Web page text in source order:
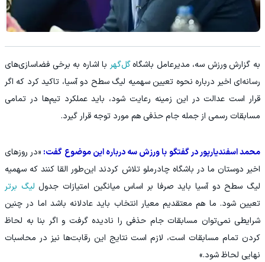
به گزارش ورزش سه، مدیرعامل باشگاهگل‌گهر با اشاره به برخی فضاسازی‌های
رسانه‌ای اخیر درباره نحوه تعیین سهمیه لیگ سطح دو آسیا، تاکید کرد که اگر
قرار است عدالت در این زمینه رعایت شود، باید عملکرد تیم‌ها در تمامی
مسابقات رسمی از جمله جام حذفی هم مورد توجه قرار گیرد.
محمد اسفندیارپور در گفتگو با ورزش سه درباره این موضوع گفت: «در روزهای
اخیر دوستان ما در باشگاه چادرملو تلاش کردند این‌طور القا کنند که سهمیه
لیگ سطح دو آسیا باید صرفا بر اساس میانگین امتیازات جدول لیگ برتر
تعیین شود. ما هم معتقدیم معیار انتخاب باید عادلانه باشد اما در چنین
شرایطی نمی‌توان مسابقات جام حذفی را نادیده گرفت و اگر بنا به لحاظ
کردن تمام مسابقات است، لازم است نتایج این رقابت‌ها نیز در محاسبات
نهایی لحاظ شود.»